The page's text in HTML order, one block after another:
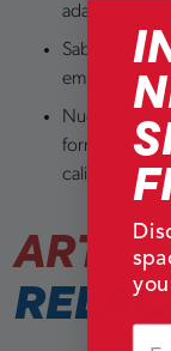
adaptarse a
Sabemos
empresas, los
Nuestro
formado,
calidad de